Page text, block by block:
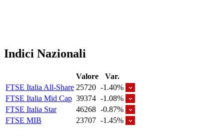
Indici Nazionali
Valore
Var.
FTSE Italia All-Share 25720 -1.40%
FTSE Italia Mid Cap 39374 -1.08%
FTSE Italia Star
46268 -0.87%
FTSE MIB
23707 -1.45%